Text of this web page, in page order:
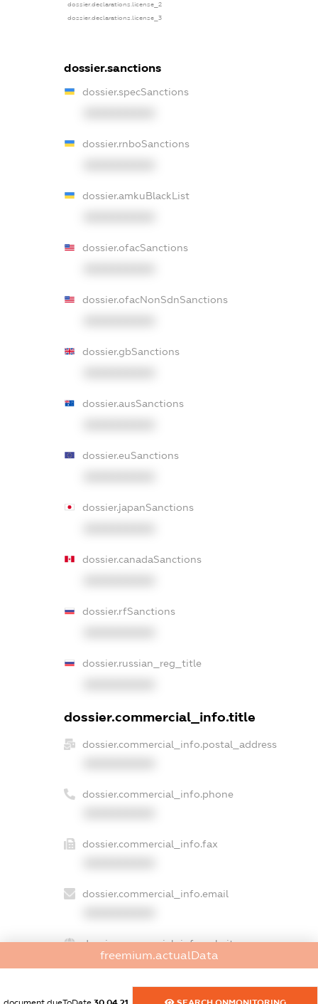
dossier.declarations.license_2
dossier.declarations.license_3
dossier.sanctions
dossier.specSanctions
dossier.rnboSanctions
dossier.amkuBlackList
dossier.ofacSanctions
dossier.ofacNonSdnSanctions
dossier.gbSanctions
dossier.ausSanctions
dossier.euSanctions
dossier.japanSanctions
dossier.canadaSanctions
dossier.rfSanctions
dossier.russian_reg_title
dossier.commercial_info.title
dossier.commercial_info.postal_address
dossier.commercial_info.phone
dossier.commercial_info.fax
dossier.commercial_info.email
dossier.commercial_info.website
XXXXXXXXXX
freemium.actualData